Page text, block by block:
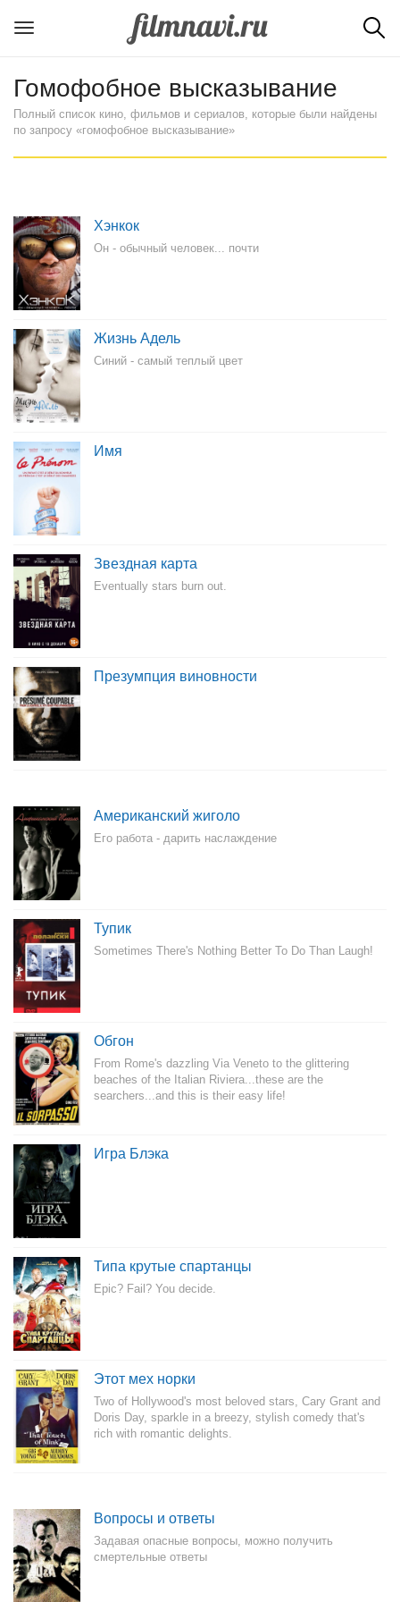
Гомофобное высказывание
Полный список кино, фильмов и сериалов, которые были найдены
по запросу «гомофобное высказывание»
Хэнкок
Он - обычный человек... почти
Жизнь Адель
Синий - самый теплый цвет
Имя
Звездная карта
Eventually stars burn out.
Презумпция виновности
Американский жиголо
Его работа - дарить наслаждение
Тупик
Sometimes There's Nothing Better To Do Than Laugh!
Обгон
From Rome's dazzling Via Veneto to the glittering
beaches of the Italian Riviera...these are the
searchers...and this is their easy life!
Игра Блэка
Типа крутые спартанцы
Epic? Fail? You decide.
Этот мех норки
Two of Hollywood's most beloved stars, Cary Grant and
Doris Day, sparkle in a breezy, stylish comedy that's
rich with romantic delights.
Вопросы и ответы
Задавая опасные вопросы, можно получить
смертельные ответы